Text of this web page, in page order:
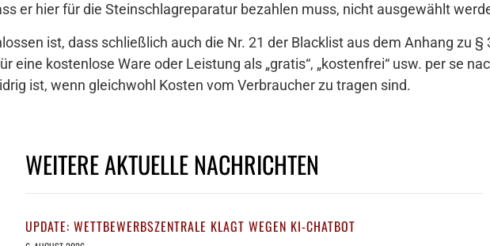
er hier für die Steinschlagreparatur bezahlen muss, nicht ausgewählt
ist, dass schließlich auch die Nr. 21 der Blacklist aus dem Anhang zu §
eine kostenlose Ware oder Leistung als „gratis“, „kostenfrei“ usw. per se
ist, wenn gleichwohl Kosten vom Verbraucher zu tragen sind.
WEITERE AKTUELLE NACHRICHTEN
UPDATE: WETTBEWERBSZENTRALE KLAGT WEGEN KI-CHATBOT